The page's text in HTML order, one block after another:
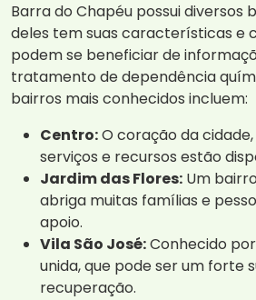
Barra do Chapéu possui diversos
deles tem suas características e
podem se beneficiar de
tratamento de dependência
bairros mais conhecidos incluem:
Centro:O coração da
serviços e recursos estão
Jardim das Flores: Um
abriga muitas famílias e
apoio.
Vila São José:Conhecido
unida, que pode ser um forte
recuperação.